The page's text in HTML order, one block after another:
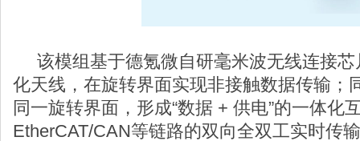
该模组基于德氪微自研毫米波无线连接芯
化天线，在旋转界面实现非接触数据传输；
同一旋转界面，形成“数据 + 供电”的一体化
EtherCAT/CAN等链路的双向全双工实时传